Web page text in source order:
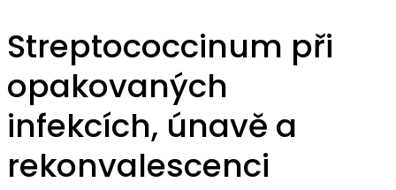
Streptococcinum při
opakovaných
infekcích, únavě a
rekonvalescenci